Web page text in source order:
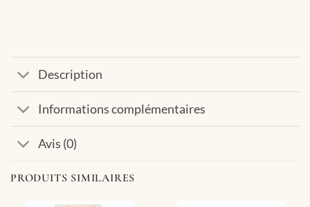
Description
Informations complémentaires
Avis (0)
PRODUITS SIMILAIRES